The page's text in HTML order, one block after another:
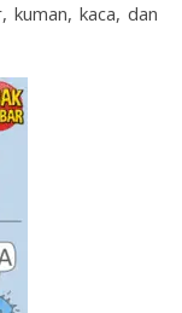
kuman, kaca, dan